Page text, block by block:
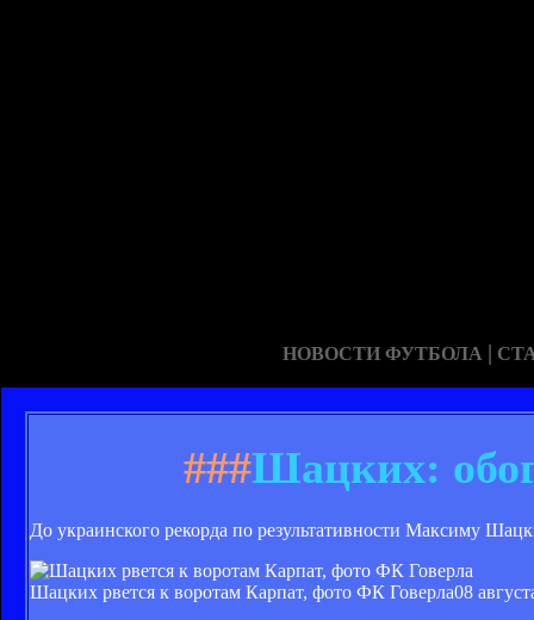
НОВОСТИ ФУТБОЛА |
###Шацких:
До украинского рекорда по результативности Максиму
Шацких рвется к воротам Карпат, фото ФК Говерла08